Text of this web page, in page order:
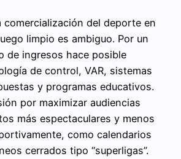
comercialización del deporte en
limpio es ambiguo. Por un
de ingresos hace posible
de control, VAR, sistemas
y programas educativos.
por maximizar audiencias
más espectaculares y menos
como calendarios
cerrados tipo “superligas”.